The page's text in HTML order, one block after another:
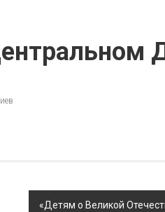
«Детям о Великой